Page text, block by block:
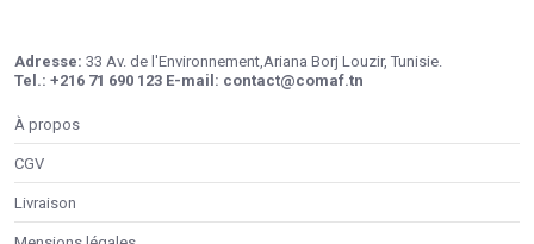
Adresse: 33 Av. de l'Environnement,Ariana Borj Louzir, Tunisie.
Tel.: +216 71 690 123 E-mail: contact@comaf.tn
À propos
CGV
Livraison